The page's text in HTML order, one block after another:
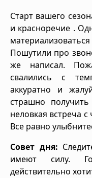
Старт вашего
и красноречие .
Пошутили про
же написал.
свалились с
аккуратно и
страшно
неловкая встреча
Все равно
Совет дня:
имеют силу.
действительно